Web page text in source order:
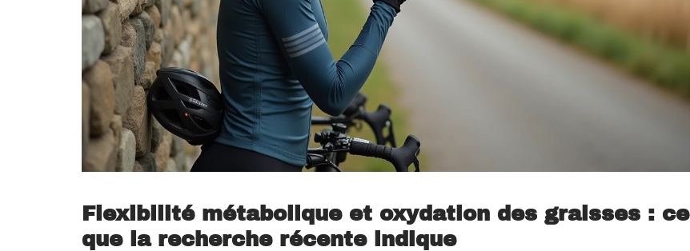
Flexibilité métabolique et oxydation des graisses : ce
que la recherche récente indique